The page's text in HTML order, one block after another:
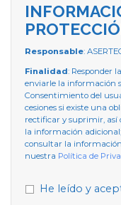
Responsable:
Finalidad: Responder
enviarle la información
Consentimiento del
cesiones si existe una
rectificar y suprimir, así
la información adicional;
consultar la
nuestra Política de
He leído y